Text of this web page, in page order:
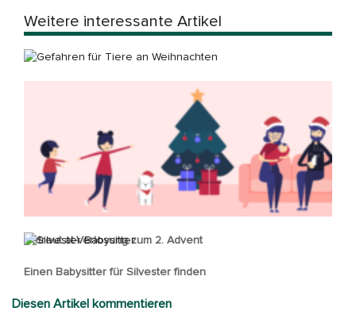
Weitere interessante Artikel
Gefahren für Haustiere an Weihnachten
Betreut.at-Verlosung zum 2. Advent
Einen Babysitter für Silvester finden
Diesen Artikel kommentieren